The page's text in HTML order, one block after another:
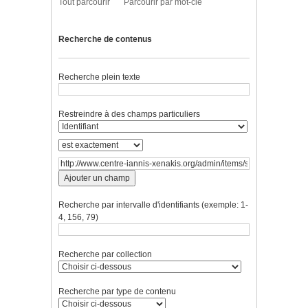
Tout parcourir Parcourir par mot-clé
Recherche de contenus
Recherche plein texte
Restreindre à des champs particuliers
Ajouter un champ
Recherche par intervalle d'identifiants (exemple: 1-
4, 156, 79)
Recherche par collection
Recherche par type de contenu